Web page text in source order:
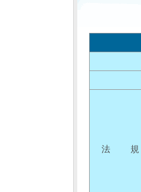
法 規